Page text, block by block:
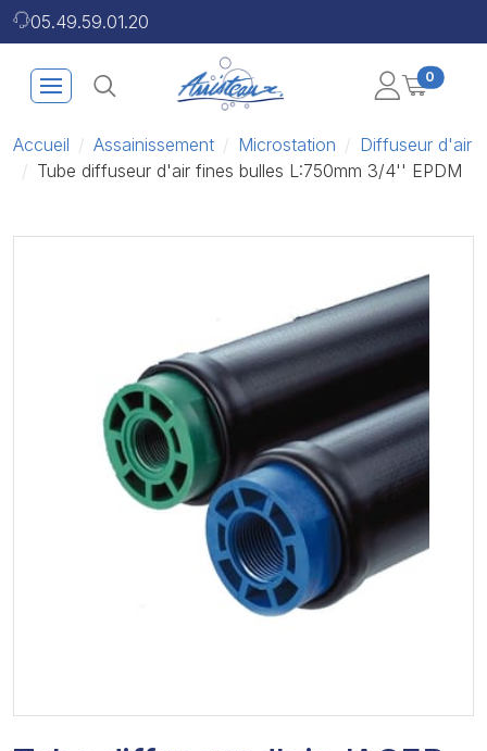
05.49.59.01.20
0
Accueil Assainissement Microstation
Diffuseur d'air
Tube diffuseur d'air fines bulles L:750mm 3/4'' EPDM